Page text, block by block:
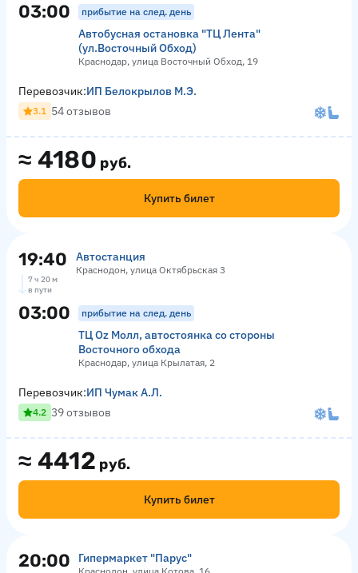
03:00 прибытие на след. день
Автобусная остановка "ТЦ Лента"
(ул.Восточный Обход)
Краснодар, улица Восточный Обход, 19
≈ 4180 руб.
Купить билет
Перевозчик:ИП Белокрылов М.Э.
3.1 54 отзывов
19:40 Автостанция
Краснодон, улица Октябрьская 3
7 ч 20 м
в пути
03:00 прибытие на след. день
ТЦ Оz Молл, автостоянка со стороны
Восточного обхода
Краснодар, улица Крылатая, 2
≈ 4412 руб.
Купить билет
Перевозчик:ИП Чумак А.Л.
4.2 39 отзывов
20:00 Гипермаркет "Парус"